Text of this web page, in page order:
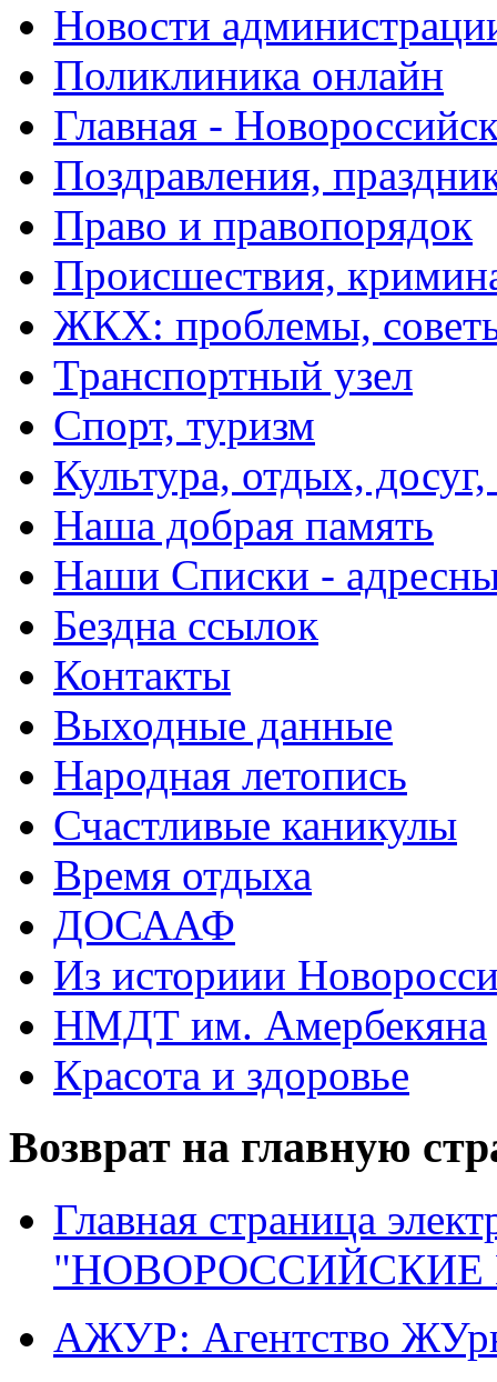
Новости
Поликлиника онлайн
Главная -
Поздравления,
Право и правопорядок
Происшествия,
ЖКХ: проблемы,
Транспортный узел
Спорт, туризм
Культура, отдых,
Наша добрая память
Наши Списки -
Бездна ссылок
Контакты
Выходные данные
Народная летопись
Счастливые каникулы
Время отдыха
ДОСААФ
Из историии
НМДТ им. Амербекяна
Красота и здоровье
Возврат на главную
Главная страница
"НОВОРОССИЙСКИЕ
АЖУР: Агентство